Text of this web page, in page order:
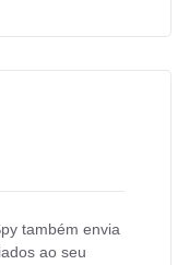
também envia
ao seu